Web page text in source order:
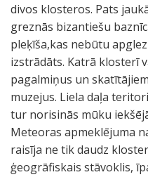
divos klosteros. Pats
greznās bizantiešu
pleķīša,kas nebūtu
izstrādāts. Katrā klosterī
pagalmiņus un
muzejus. Liela daļa
tur norisinās mūku
Meteoras apmeklējuma
raisīja ne tik daudz
ģeogrāfiskais stāvoklis,